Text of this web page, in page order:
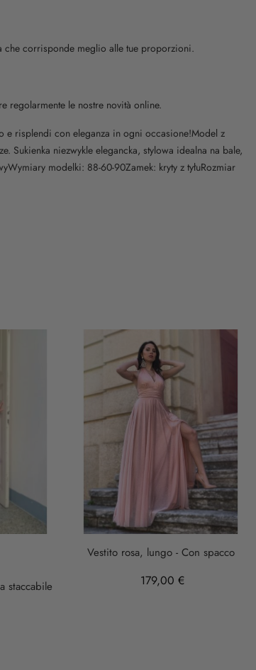
che corrisponde meglio alle tue proporzioni.
regolarmente le nostre novità online.
risplendi con eleganza in ogni occasione!Model z
Sukienka niezwykle elegancka, stylowa idealna na bale,
modelki: 88-60-90Zamek: kryty z tyłuRozmiar
staccabile
Vestito rosa, lungo - Con spacco
179,00 €